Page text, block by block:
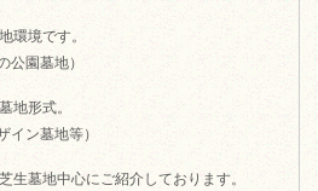
環境です。
公園墓地）
地形式。
イン墓地等）
生墓地中心にご紹介しております。